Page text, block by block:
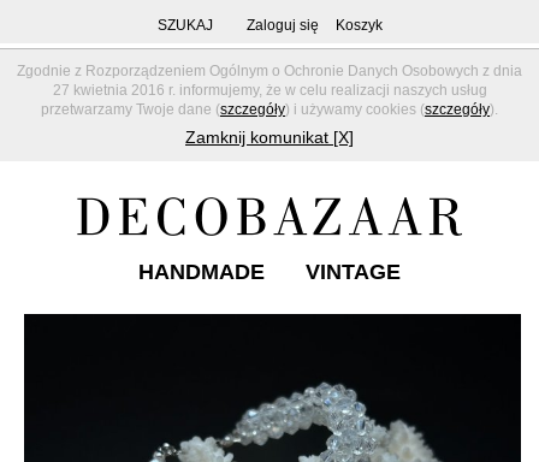
Zgodnie z Rozporządzeniem Ogólnym o Ochronie Danych Osobowych z dnia
27 kwietnia 2016 r. informujemy, że w celu realizacji naszych usług
przetwarzamy Twoje dane (szczegóły) i używamy cookies (szczegóły).
Zamknij komunikat [X]
SZUKAJ Zaloguj się Koszyk
HANDMADE VINTAGE